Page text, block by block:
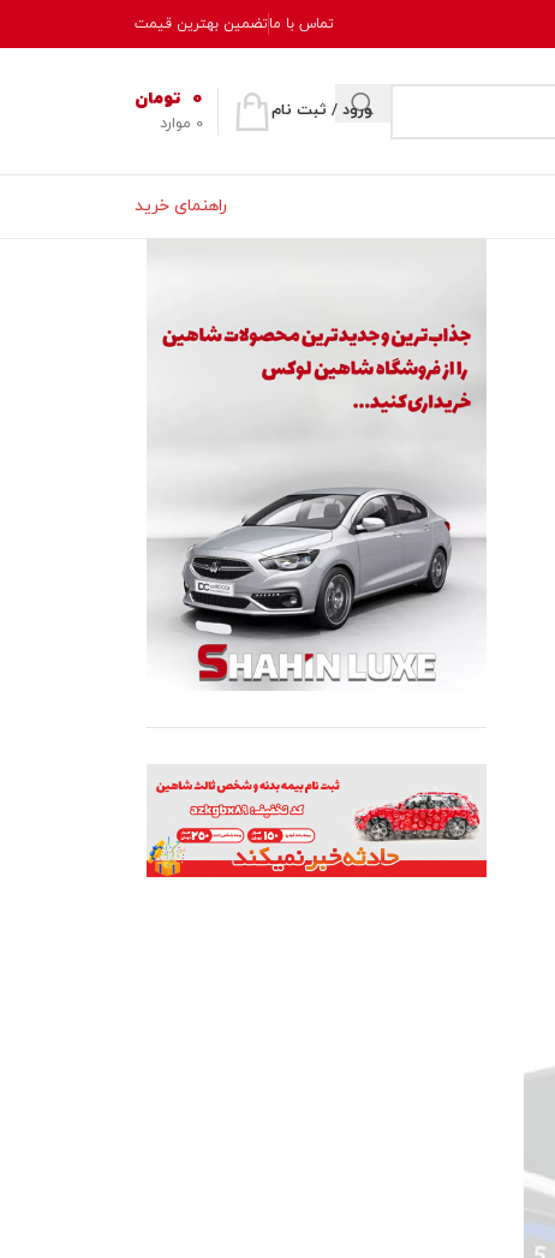
تماس با ماتضمین بهترین قیمت
ورود / ثبت نام
0 موارد
0 تومان
راهنمای خرید